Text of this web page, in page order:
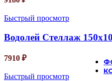
Быстрый просмотр
Водолей Стеллаж
7910 ₽
Быстрый просмотр